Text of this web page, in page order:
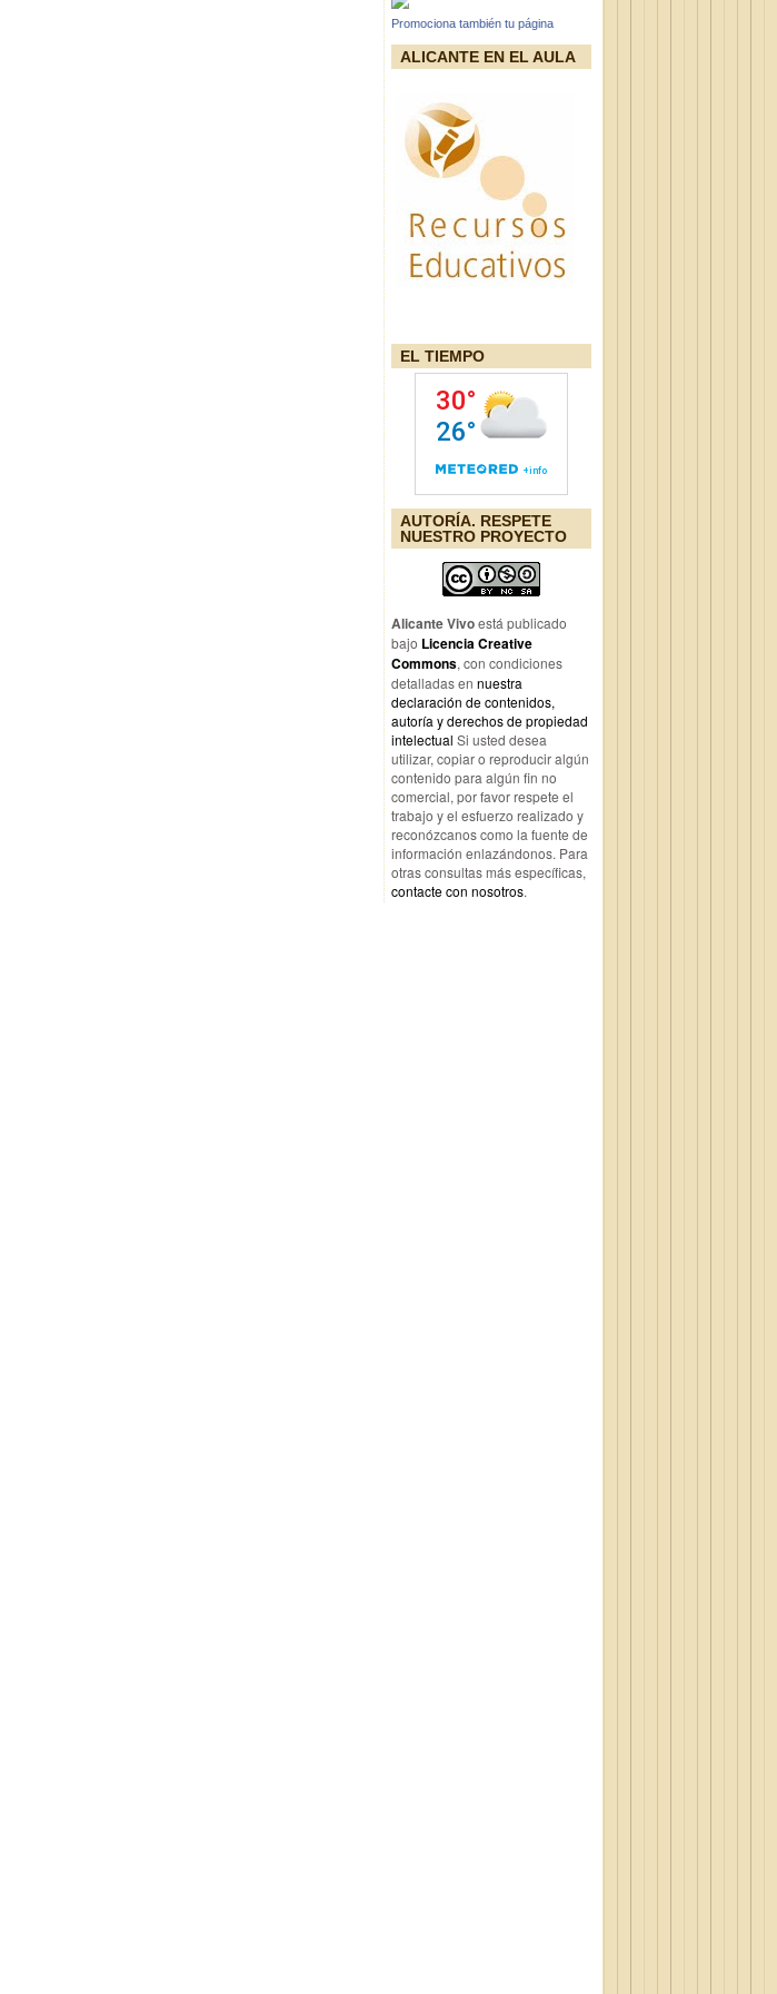
Promociona también tu página
ALICANTE EN EL AULA
EL TIEMPO
AUTORÍA. RESPETE
NUESTRO PROYECTO
Alicante Vivoestá publicado
bajo Licencia Creative
Commons, con condiciones
detalladas en nuestra
declaración de contenidos,
autoría y derechos de propiedad
intelectual Si usted desea
utilizar, copiar o reproducir algún
contenido para algún fin no
comercial, por favor respete el
trabajo y el esfuerzo realizado y
reconózcanos como la fuente de
información enlazándonos. Para
otras consultas más específicas,
contacte con nosotros.